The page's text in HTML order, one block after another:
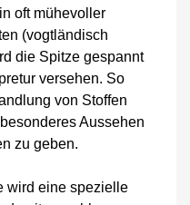
oft mühevoller
(vogtländisch
die Spitze gespannt
versehen. So
von Stoffen
Aussehen
zu geben.
wird eine spezielle